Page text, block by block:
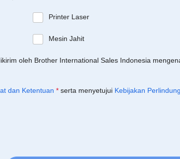
Printer Laser
Mesin Jahit
oleh Brother International Sales Indonesia
dan Ketentuan * serta menyetujui Kebijakan